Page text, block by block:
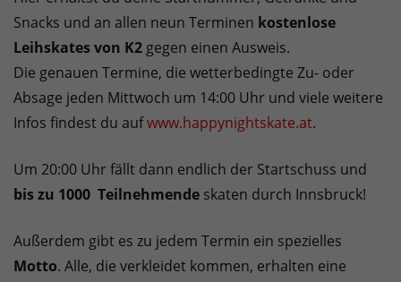
Snacks und an allen neun Terminen kostenlose
Leihskates von K2 gegen einen Ausweis.
Die genauen Termine, die wetterbedingte Zu- oder
Absage jeden Mittwoch um 14:00 Uhr und viele weitere
Infos findest du aufwww.happynightskate.at.
Um 20:00 Uhr fällt dann endlich der Startschuss und
bis zu 1000 Teilnehmende skaten durch Innsbruck!
Außerdem gibt es zu jedem Termin ein spezielles
Motto. Alle, die verkleidet kommen, erhalten eine